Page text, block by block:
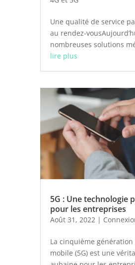
Une qualité de service
au rendez-
nombreuses solutions
lire plus
5G : Une technologie
pour les entreprises
Août 31, 2022 |
La cinquième génération
mobile (5G) est une